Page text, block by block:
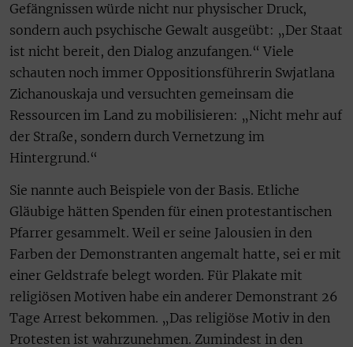
Gefängnissen würde nicht nur physischer Druck,
sondern auch psychische Gewalt ausgeübt: „Der Staat
ist nicht bereit, den Dialog anzufangen.“ Viele
schauten noch immer Oppositionsführerin Swjatlana
Zichanouskaja und versuchten gemeinsam die
Ressourcen im Land zu mobilisieren: „Nicht mehr auf
der Straße, sondern durch Vernetzung im
Hintergrund.“
Sie nannte auch Beispiele von der Basis. Etliche
Gläubige hätten Spenden für einen protestantischen
Pfarrer gesammelt. Weil er seine Jalousien in den
Farben der Demonstranten angemalt hatte, sei er mit
einer Geldstrafe belegt worden. Für Plakate mit
religiösen Motiven habe ein anderer Demonstrant 26
Tage Arrest bekommen. „Das religiöse Motiv in den
Protesten ist wahrzunehmen. Zumindest in den